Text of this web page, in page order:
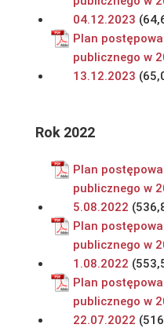
04.12.2023
Plan
publicznego w
13.12.2023
Rok 2022
Plan
publicznego w
5.08.2022
Plan
publicznego w
1.08.2022
Plan
publicznego w
22.07.2022